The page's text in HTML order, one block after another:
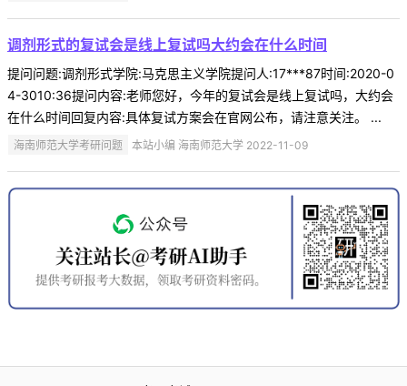
调剂形式的复试会是线上复试吗大约会在什么时间
提问问题:调剂形式学院:马克思主义学院提问人:17***87时间:2020-0
4-3010:36提问内容:老师您好，今年的复试会是线上复试吗，大约会
在什么时间回复内容:具体复试方案会在官网公布，请注意关注。 ...
海南师范大学考研问题 本站小编 海南师范大学 2022-11-09